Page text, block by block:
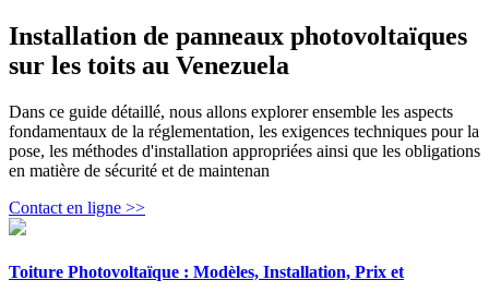
Installation de panneaux photovoltaïques
sur les toits au Venezuela
Dans ce guide détaillé, nous allons explorer ensemble les aspects
fondamentaux de la réglementation, les exigences techniques pour la
pose, les méthodes d'installation appropriées ainsi que les obligations
en matière de sécurité et de maintenan
Contact en ligne >>
Toiture Photovoltaïque : Modèles, Installation, Prix et